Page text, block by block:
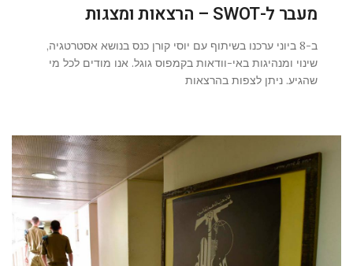
מעבר ל-SWOT – הרצאות ומצגות
ב-8 ביוני ערכנו בשיתוף עם יוסי קורן כנס בנושא אסטרטגיה,
שינוי ומנהיגות באי-וודאות בקמפוס גוגל. אנו מודים לכל מי
שהגיע. ניתן לצפות בהרצאות